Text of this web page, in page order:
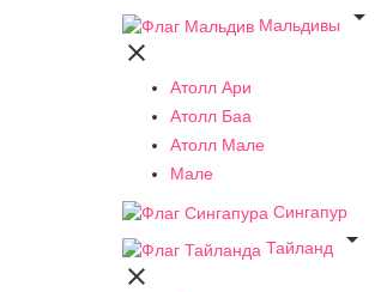
Мальдивы


Атолл Ари
Атолл Баа
Атолл Мале
Мале
Сингапур
Тайланд

